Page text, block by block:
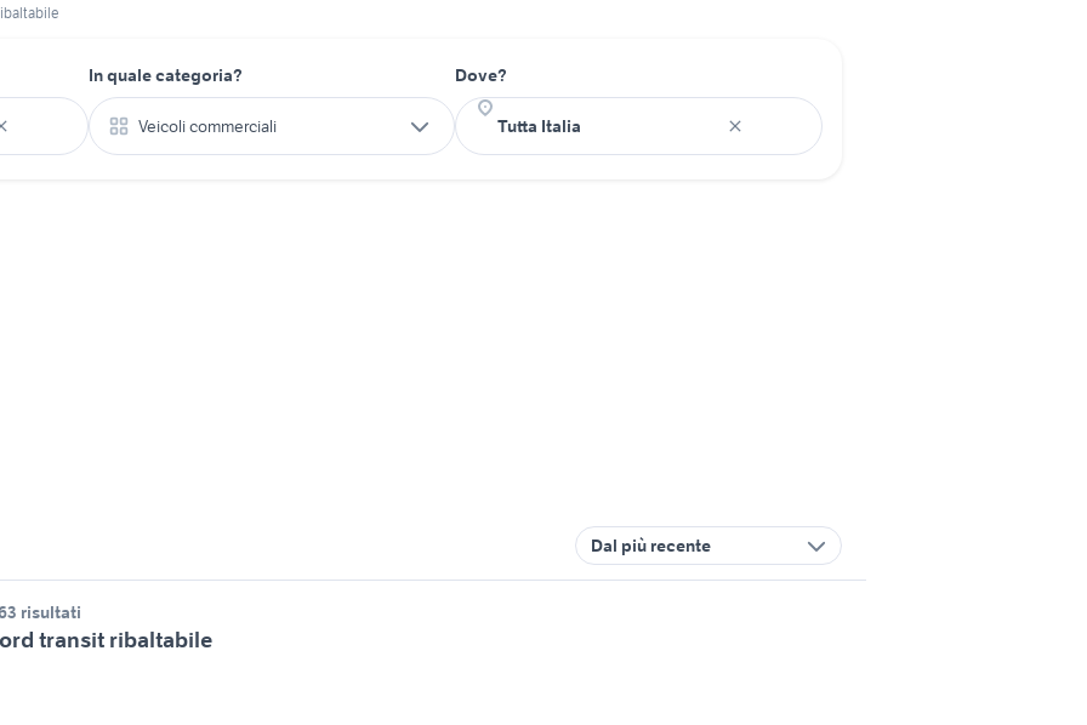
In quale categoria?
Veicoli commerciali
Dove?
Dal più recente
risultati
transit ribaltabile